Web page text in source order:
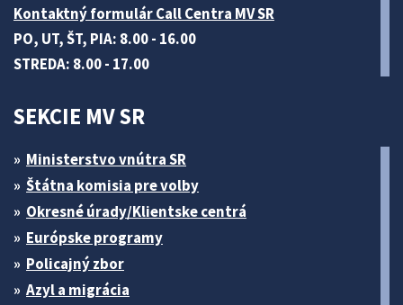
Kontaktný formulár Call Centra MV SR
PO, UT, ŠT, PIA: 8.00 - 16.00
STREDA: 8.00 - 17.00
SEKCIE MV SR
Ministerstvo vnútra SR
Štátna komisia pre volby
Okresné úrady/Klientske centrá
Európske programy
Policajný zbor
Azyl a migrácia